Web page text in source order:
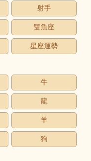
射手
雙魚座
星座運勢
牛
龍
羊
狗